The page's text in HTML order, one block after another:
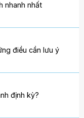
nhanh nhất
điều cần lưu ý
định kỳ?